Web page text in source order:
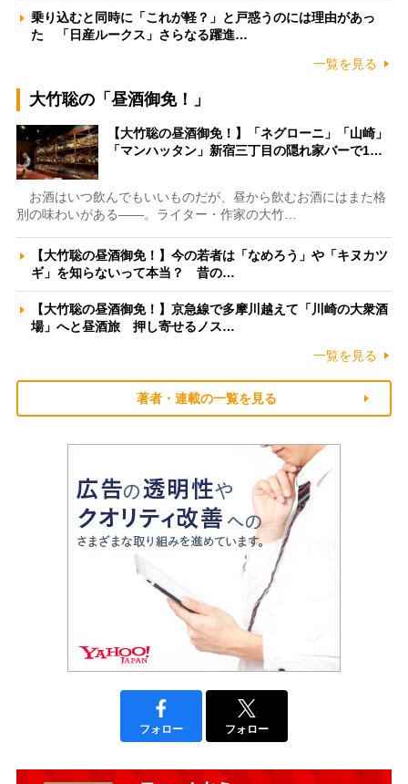
乗り込むと同時に「これが軽？」と戸惑うのには理由があっ
た 「日産ルークス」さらなる躍進…
一覧を見る
大竹聡の「昼酒御免！」
【大竹聡の昼酒御免！】「ネグローニ」「山崎」
「マンハッタン」新宿三丁目の隠れ家バーで1…
お酒はいつ飲んでもいいものだが、昼から飲むお酒にはまた格
別の味わいがある――。ライター・作家の大竹…
【大竹聡の昼酒御免！】今の若者は「なめろう」や「キヌカツ
ギ」を知らないって本当？ 昔の…
【大竹聡の昼酒御免！】京急線で多摩川越えて「川崎の大衆酒
場」へと昼酒旅 押し寄せるノス…
一覧を見る
著者・連載の一覧を見る
フォロー フォロー